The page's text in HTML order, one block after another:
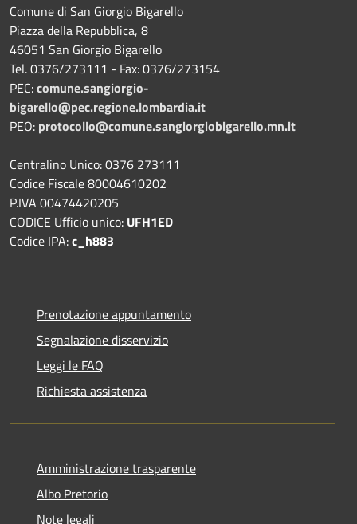
Comune di San Giorgio Bigarello
Piazza della Repubblica, 8
46051 San Giorgio Bigarello
Tel. 0376/273111 - Fax: 0376/273154
PEC:comune.sangiorgio-
bigarello@pec.regione.lombardia.it
PEO: protocollo@comune.sangiorgiobigarello.mn.it
Centralino Unico: 0376 273111
Codice Fiscale 80004610202
P.IVA 00474420205
CODICE Ufficio unico: UFH1ED
Codice IPA:c_h883
Prenotazione appuntamento
Segnalazione disservizio
Leggi le FAQ
Richiesta assistenza
Amministrazione trasparente
Albo Pretorio
Note legali